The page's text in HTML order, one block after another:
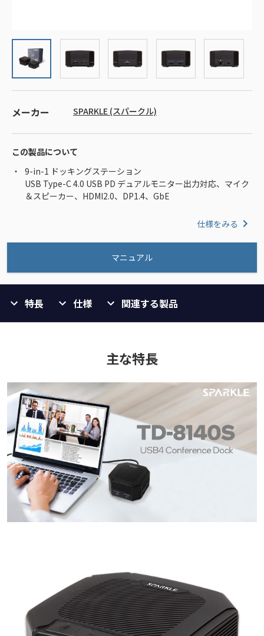
メーカー SPARKLE (スパークル)
この製品について
9-in-1 ドッキングステーション
USB Type-C 4.0 USB PD デュアルモニター出力対応、マイク
＆スピーカー、HDMI2.0、DP1.4、GbE
仕様をみる
マニュアル
特長 仕様 関連する製品
主な特長